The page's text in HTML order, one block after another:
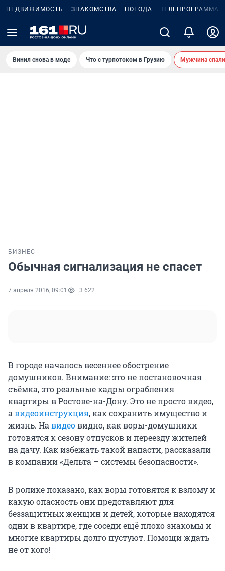
НЕДВИЖИМОСТЬ ЗНАКОМСТВА ПОГОДА ТЕЛЕПРОГРАММА
Винил снова в моде Что с турпотоком в Грузию Мужчина
БИЗНЕС
Обычная сигнализация не спасет
7 апреля 2016, 09:01 3 622
В городе началось весеннее обострение
домушников. Внимание: это не постановочная
съёмка, это реальные кадры ограбления
квартиры в Ростове-на-Дону. Это не просто видео,
а видеоинструкция, как сохранить имущество и
жизнь. На видеовидно, как воры-домушники
готовятся к сезону отпусков и переезду жителей
на дачу. Как избежать такой напасти, рассказали
в компании «Дельта – системы безопасности».
В ролике показано, как воры готовятся к взлому и
какую опасность они представляют для
беззащитных женщин и детей, которые находятся
одни в квартире, где соседи ещё плохо знакомы и
многие квартиры долго пустуют. Помощи ждать
не от кого!